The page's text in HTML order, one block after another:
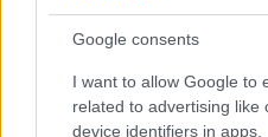
Google consents
I want to allow Google to
related to advertising like
device identifiers in apps.
Helyi hírek